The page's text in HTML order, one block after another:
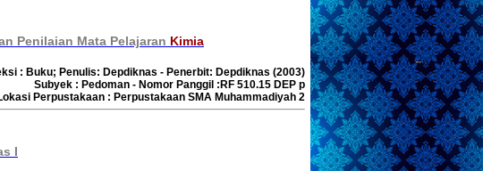
Penilaian Mata Pelajaran Kimia
: Buku; Penulis: Depdiknas - Penerbit: Depdiknas (2003)
Subyek : Pedoman - Nomor Panggil :RF 510.15 DEP p
Perpustakaan : Perpustakaan SMA Muhammadiyah 2
I